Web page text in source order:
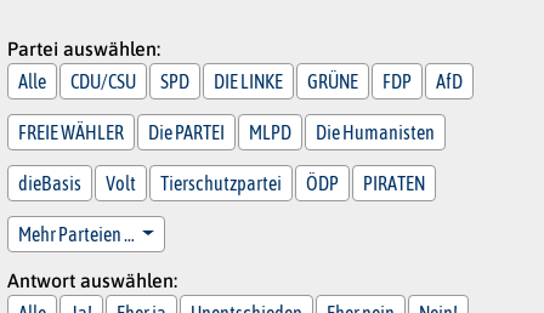
Partei auswählen:
Alle
CDU/CSU SPD DIE LINKE GRÜNE FDP AfD
FREIE WÄHLER Die PARTEI MLPD Die Humanisten
dieBasis Volt Tierschutzpartei ÖDP PIRATEN
Mehr Parteien …
Antwort auswählen: